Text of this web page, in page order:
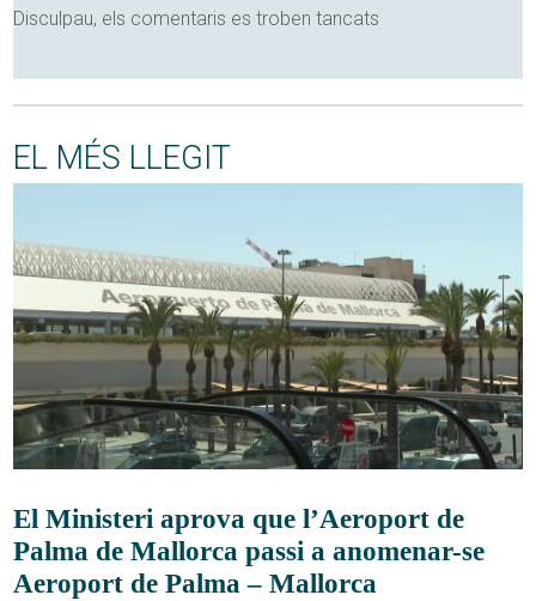
Disculpau, els comentaris es troben tancats
EL MÉS LLEGIT
El Ministeri aprova que l’Aeroport de
Palma de Mallorca passi a anomenar-se
Aeroport de Palma – Mallorca